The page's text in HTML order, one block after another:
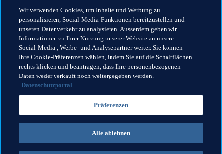
Verwandte Themen
Recht Bildung Organisation Organisation
Argentina CONMEBOL
Wir verwenden Cookies, um Inhalte und Werbung zu
personalisieren, Social-Media-Funktionen bereitzustellen und
unseren Datenverkehr zu analysieren. Ausserdem geben wir
Informationen zu Ihrer Nutzung unserer Website an unsere
Social-Media-, Werbe- und Analysepartner weiter. Sie können
Ihre Cookie-Präferenzen wählen, indem Sie auf die Schaltflächen
rechts klicken und beantragen, dass Ihre personenbezogenen
Daten weder verkauft noch weitergegeben werden.
Datenschutzportal
Präferenzen
Alle ablehnen